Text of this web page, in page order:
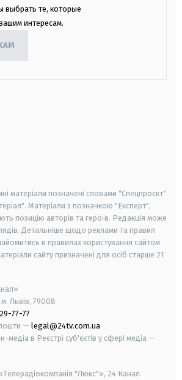
выбрать те, которые
интересам.
матеріали позначені словами "Спецпроєкт"
Матеріали з позначкою "Експерт",
позицію авторів та героїв. Редакція може
Детальніше щодо реклами та правил
в правилах користування сайтом.
сайту призначені для осіб старше 21
Львів, 79008
77-77
— legal@24tv.com.ua
медіа в Реєстрі суб'єктів у сфері медіа —
"Люкс"», 24 Канал.